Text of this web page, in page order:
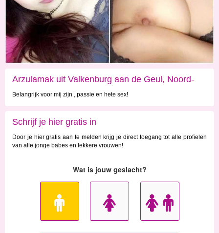
Arzulamak uit Valkenburg aan de Geul, Noord-
Belangrijk voor mij zijn , passie en hete sex!
Schrijf je hier gratis in
Door je hier gratis aan te melden krijg je direct toegang tot alle profielen
van alle jonge babes en lekkere vrouwen!